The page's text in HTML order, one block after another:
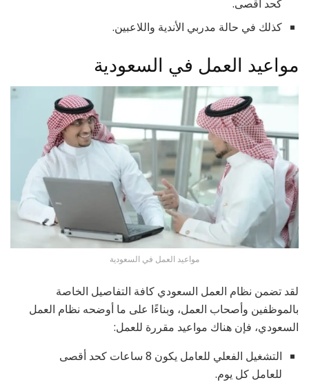
كحد أقصى.
كذلك في حالة مدربي الأندية واللاعبين.
مواعيد العمل في السعودية
مواعيد العمل في السعودية
لقد تضمن نظام العمل السعودي كافة التفاصيل الخاصة
بالموظفين وأصحاب العمل، وبناءًا على ما أوضحه نظام العمل
السعودي، فإن هناك مواعيد مقررة للعمل:
التشغيل الفعلي للعامل يكون 8 ساعات كحد أقصى
للعامل كل يوم.